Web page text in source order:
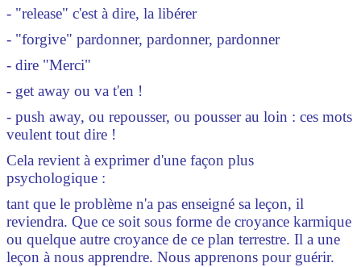
- "release" c'est à dire, la libérer
- "forgive" pardonner, pardonner, pardonner
- dire "Merci"
- get away ou va t'en !
- push away, ou repousser, ou pousser au loin : ces mots
veulent tout dire !
Cela revient à exprimer d'une façon plus
psychologique :
tant que le problème n'a pas enseigné sa leçon, il
reviendra. Que ce soit sous forme de croyance karmique
ou quelque autre croyance de ce plan terrestre. Il a une
leçon à nous apprendre. Nous apprenons pour guérir.